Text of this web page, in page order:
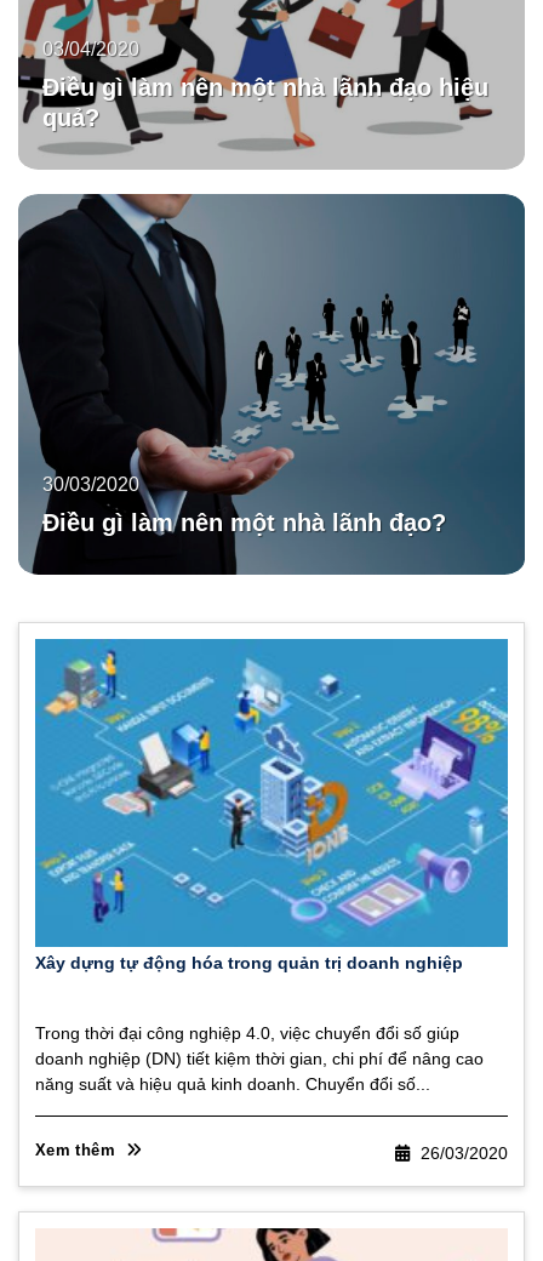
Điều gì làm nên một nhà lãnh đạo hiệu
quả?
03/04/2020
Điều gì làm nên một nhà lãnh đạo?
30/03/2020
Xây dựng tự động hóa trong quản trị doanh nghiệp
26/03/2020
Trong thời đại công nghiệp 4.0, việc chuyển đổi số giúp
doanh nghiệp (DN) tiết kiệm thời gian, chi phí để nâng cao
năng suất và hiệu quả kinh doanh. Chuyển đổi số...
Xem thêm